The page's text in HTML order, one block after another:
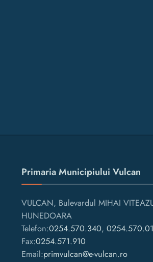
Primaria Municipiului Vulcan
VULCAN, Bulevardul MIHAI
HUNEDOARA
Telefon:0254.570.340,
Fax:0254.571.910
Email:primvulcan@e-vulcan.ro